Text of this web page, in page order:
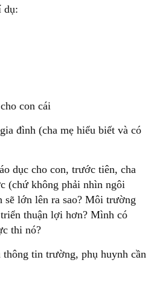
dụ:
con cái
đình (cha mẹ hiểu biết và có
dục cho con, trước tiên, cha
(chứ không phải nhìn ngôi
lớn lên ra sao? Môi trường
thuận lợi hơn? Mình có
thi nó?
tin trường, phụ huynh cần